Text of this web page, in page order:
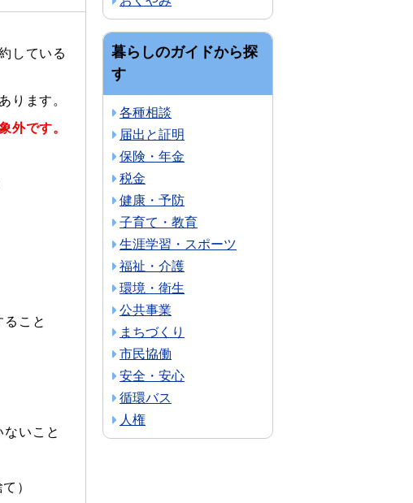
している
ります。
外です。
こと
いこと
）
暮らしのガイドから探
す
各種相談
届出と証明
保険・年金
税金
健康・予防
子育て・教育
生涯学習・スポーツ
福祉・介護
環境・衛生
公共事業
まちづくり
市民協働
安全・安心
循環バス
人権